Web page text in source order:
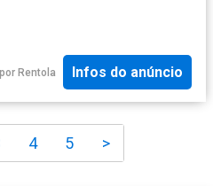
por Rentola Infos do anúncio
4 5 >